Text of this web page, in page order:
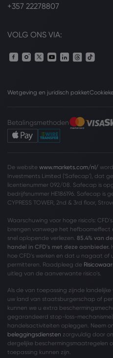
+357 22278807
VOLG ONS VIA:
Wetgeving en juridisch pakket
Betalingsmethoden
De website www.markets.com/nl/
Investments Limited ('Safecap'), dat
licentienummer 092/08. Safecap is
bedrijfsnummer HE186196. Safecap is
CYPRESS TOWER, 2nd & 3rd floor,
Waarschuwing voor hoge risico’s:
brengen vanwege het hefboomeffect
snel oplopende verliezen. 85.4% van
handel in CFD's met deze aanbieder.
hoe CFD's werken en dat u nagaat of
permitteren. Raadpleeg de
uitleg van de aanverwante risico's.
Als de van toepassing zijnde
uw land van staatsburgerschap of
kunnen we u extra
gegarandeerd stop-loss-
handelsactiviteiten opleggen. Neem
beleggingsdiensten zorgvuldig door
dergelijke beschermingsmaatregelen
toepassing kunnen zijn.